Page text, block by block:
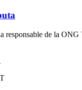
responsable de la